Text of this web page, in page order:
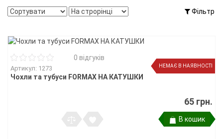
Фільтр
НЕМАЄ В НАЯВНОСТІ
0 відгуків
Артикул: 1273
Чохли та тубуси FORMAX НА КАТУШКИ
65 грн.
В кошик